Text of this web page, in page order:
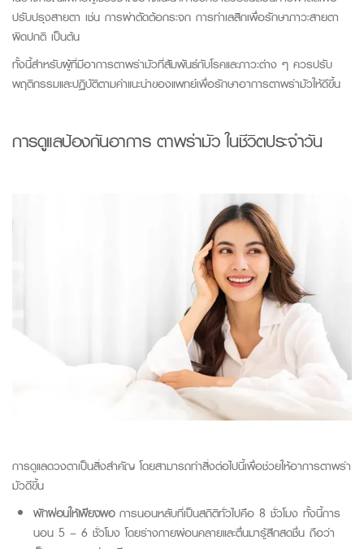
ปรับปรุงสายตา เช่น การผ่าตัดต้อกระจก การทำเลสิกเพื่อรักษาภาวะสายตา
ผิดปกติ เป็นต้น
ทั้งนี้สำหรับผู้ที่มีอาการตาพร่ามัวที่สัมพันธ์กับโรคและภาวะต่าง ๆ ควรปรับ
พฤติกรรมและปฏิบัติตามคำแนะนำของแพทย์เพื่อรักษาอาการตาพร่ามัวให้ดีขึ้น
การดูแลป้องกันอาการ ตาพร่ามัว ในชีวิตประจำวัน
การดูแลดวงตาเป็นสิ่งสำคัญ โดยสามารถทำสิ่งต่อไปนี้เพื่อช่วยให้อาการตาพร่า
มัวดีขึ้น
พักผ่อนให้เพียงพอการนอนหลับที่เป็นสถิติทั่วไปคือ 8 ชั่วโมง ทั้งนี้การ
นอน 5 – 6 ชั่วโมง โดยร่างกายผ่อนคลายและตื่นมารู้สึกสดชื่น ถือว่า